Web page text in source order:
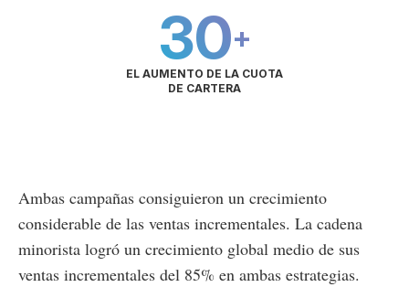
30+
EL AUMENTO DE LA CUOTA
DE CARTERA
Ambas campañas consiguieron un crecimiento
considerable de las ventas incrementales. La cadena
minorista logró un crecimiento global medio de sus
ventas incrementales del 85% en ambas estrategias.